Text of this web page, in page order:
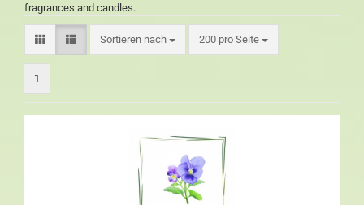
fragrances and candles.
Sortieren nach 200 pro Seite
1